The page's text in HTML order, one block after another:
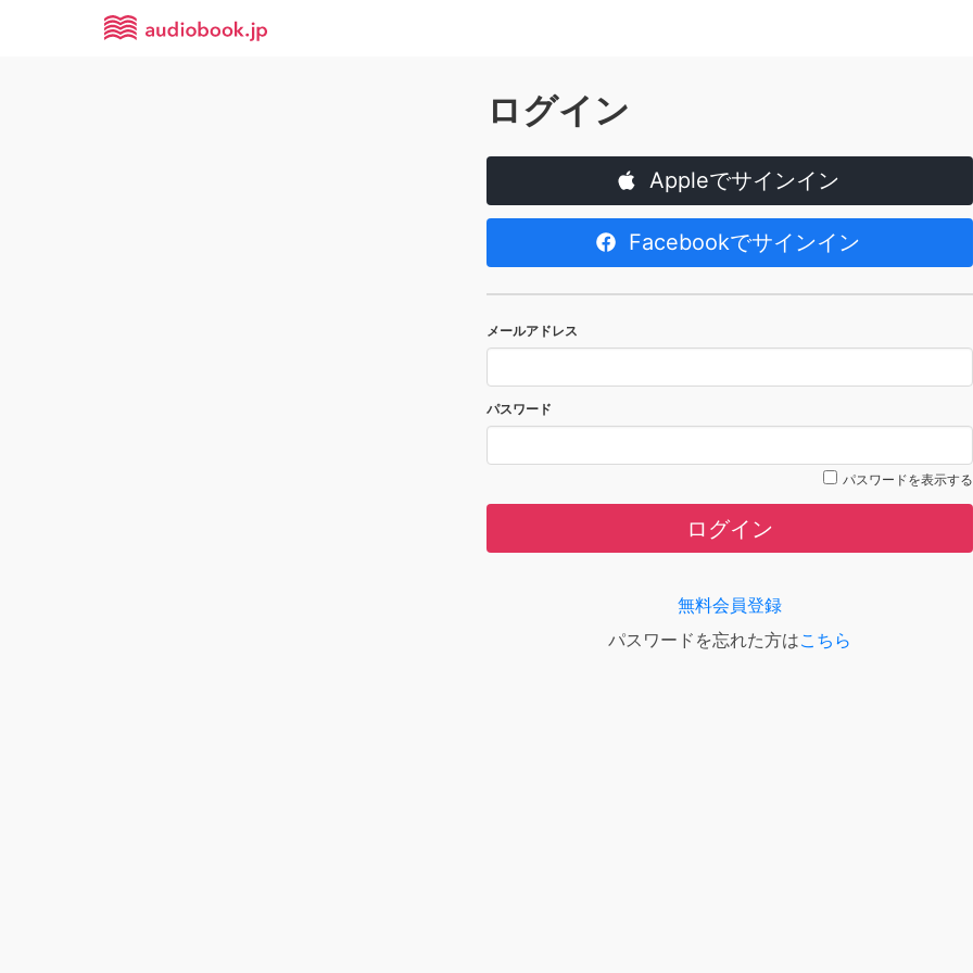
ログイン
Appleでサインイン
Facebookでサインイン
メールアドレス
パスワード
パスワードを表示する
ログイン
無料会員登録
パスワードを忘れた方はこちら